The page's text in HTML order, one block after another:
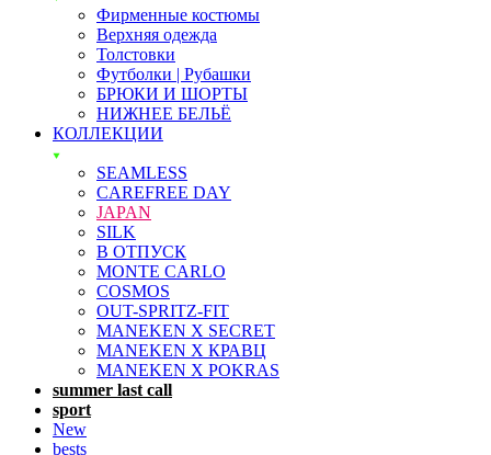
Фирменные костюмы
Верхняя одежда
Толстовки
Футболки | Рубашки
БРЮКИ И ШОРТЫ
НИЖНЕЕ БЕЛЬЁ
КОЛЛЕКЦИИ
SEAMLESS
CAREFREE DAY
JAPAN
SILK
В ОТПУСК
MONTE CARLO
COSMOS
OUT-SPRITZ-FIT
MANEKEN X SECRET
MANEKEN X КРАВЦ
MANEKEN X POKRAS
summer last call
sport
New
bests